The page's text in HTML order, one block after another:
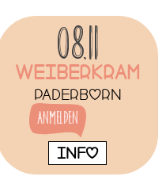
08.11
Weiberkram
Paderborn
Anmelden
INFO